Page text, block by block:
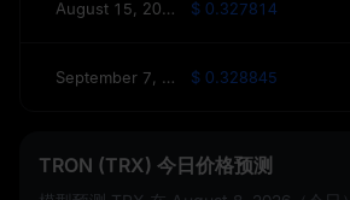
August 15, 2026（本周） $ 0.327814
September 7, 2026（30天） $ 0.328845
TRON (TRX) 今日价格预测